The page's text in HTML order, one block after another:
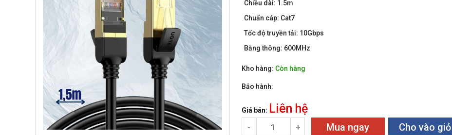
Chiều dài: 1.5m
Chuẩn cáp: Cat7
Tốc độ truyền tải: 10Gbps
Băng thông: 600MHz
Kho hàng: Còn hàng
Bảo hành:
Giá bán: Liên hệ
- + Mua ngay Cho vào giỏ